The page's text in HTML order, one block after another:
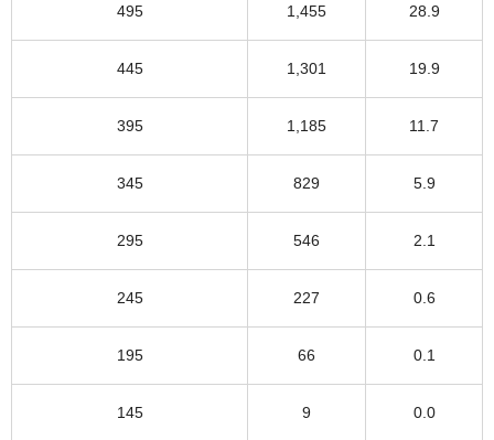
495 1,455 28.9
445 1,301 19.9
395 1,185 11.7
345 829 5.9
295 546 2.1
245 227 0.6
195 66 0.1
145 9 0.0